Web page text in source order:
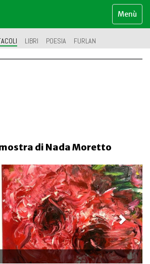
Menù
LIBRI POESIA FURLAN
di Nada Moretto
©Ad Smets